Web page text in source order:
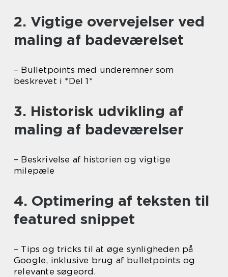
2. Vigtige overvejelser ved
maling af badeværelset
– Bulletpoints med underemner som
beskrevet i *Del 1*
3. Historisk udvikling af
maling af badeværelser
– Beskrivelse af historien og vigtige
milepæle
4. Optimering af teksten til
featured snippet
– Tips og tricks til at øge synligheden på
Google, inklusive brug af bulletpoints og
relevante søgeord.